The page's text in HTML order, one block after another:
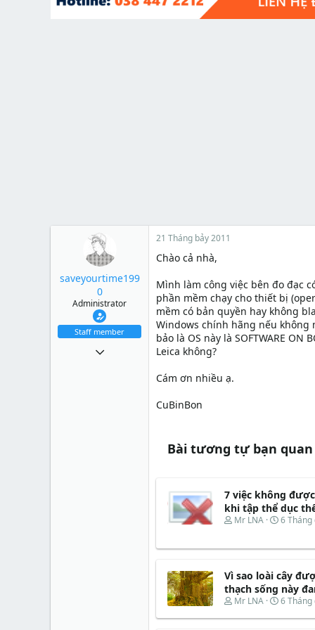
t
saveyourtime199
0
Administrator
Staff member
21 Tháng bảy 2011
Chào cả nhà,
Mình làm công việc bên đo đạc
phần mềm chạy cho thiết bị
mềm có bản quyền hay không
Windows chính hãng nếu không
bảo là OS này là SOFTWARE
Leica không?
Cám ơn nhiều ạ.
CuBinBon
Bài tương tự bạn
7 việc không
khi tập thể dục
T
e
d
s
t
r
Mr LNA
N
y
ắ
t
đ
u
6 Tháng
Vì sao loài cây
thạch sống này
T
r
Mr LNA
N
à
6 Tháng